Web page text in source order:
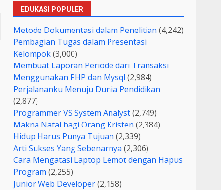
EDUKASI POPULER
Metode Dokumentasi dalam Penelitian (4,242)
Pembagian Tugas dalam Presentasi
Kelompok(3,000)
Membuat Laporan Periode dari Transaksi
Menggunakan PHP dan Mysql (2,984)
Perjalananku Menuju Dunia Pendidikan
(2,877)
Programmer VS System Analyst(2,749)
Makna Natal bagi Orang Kristen (2,384)
Hidup Harus Punya Tujuan (2,339)
Arti Sukses Yang Sebenarnya (2,306)
Cara Mengatasi Laptop Lemot dengan Hapus
Program (2,255)
Junior Web Developer(2,158)